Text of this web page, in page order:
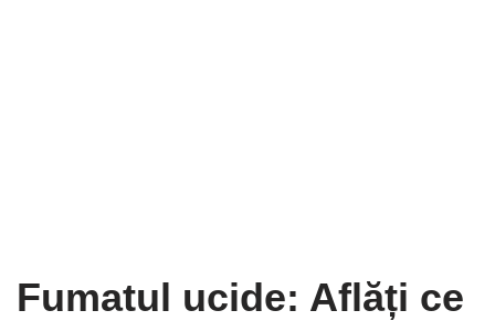
Fumatul ucide: Aflăți ce